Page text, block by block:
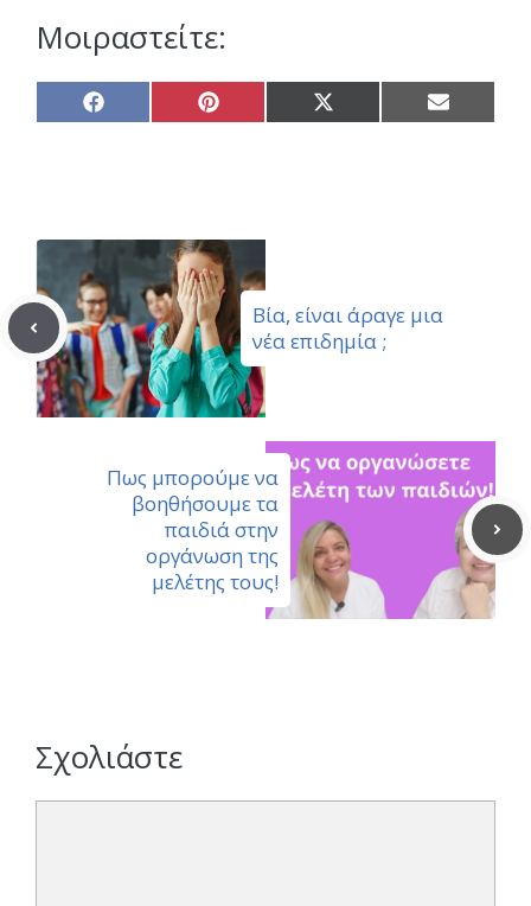
Μοιραστείτε:
Share
on
Share
on
Share
on
Share
on
Βία, είναι άραγε μια
νέα επιδημία ;
Πως μπορούμε να
βοηθήσουμε τα
παιδιά στην
οργάνωση της
μελέτης τους!
Σχολιάστε